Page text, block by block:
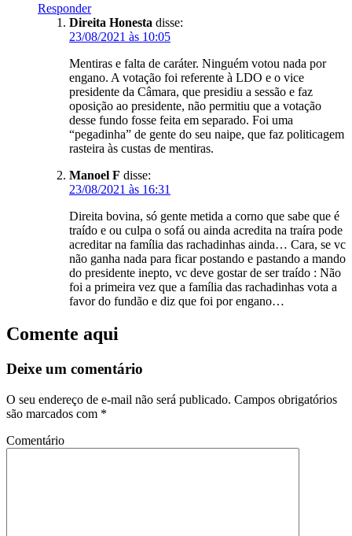
Responder
Direita Honesta disse:
23/08/2021 às 10:05
Mentiras e falta de caráter. Ninguém votou nada por
engano. A votação foi referente à LDO e o vice
presidente da Câmara, que presidiu a sessão e faz
oposição ao presidente, não permitiu que a votação
desse fundo fosse feita em separado. Foi uma
“pegadinha” de gente do seu naipe, que faz politicagem
rasteira às custas de mentiras.
Manoel F disse:
23/08/2021 às 16:31
Direita bovina, só gente metida a corno que sabe que é
traído e ou culpa o sofá ou ainda acredita na traíra pode
acreditar na família das rachadinhas ainda… Cara, se vc
não ganha nada para ficar postando e pastando a mando
do presidente inepto, vc deve gostar de ser traído : Não
foi a primeira vez que a família das rachadinhas vota a
favor do fundão e diz que foi por engano…
Comente aqui
Deixe um comentário
O seu endereço de e-mail não será publicado. Campos obrigatórios
são marcados com *
Comentário